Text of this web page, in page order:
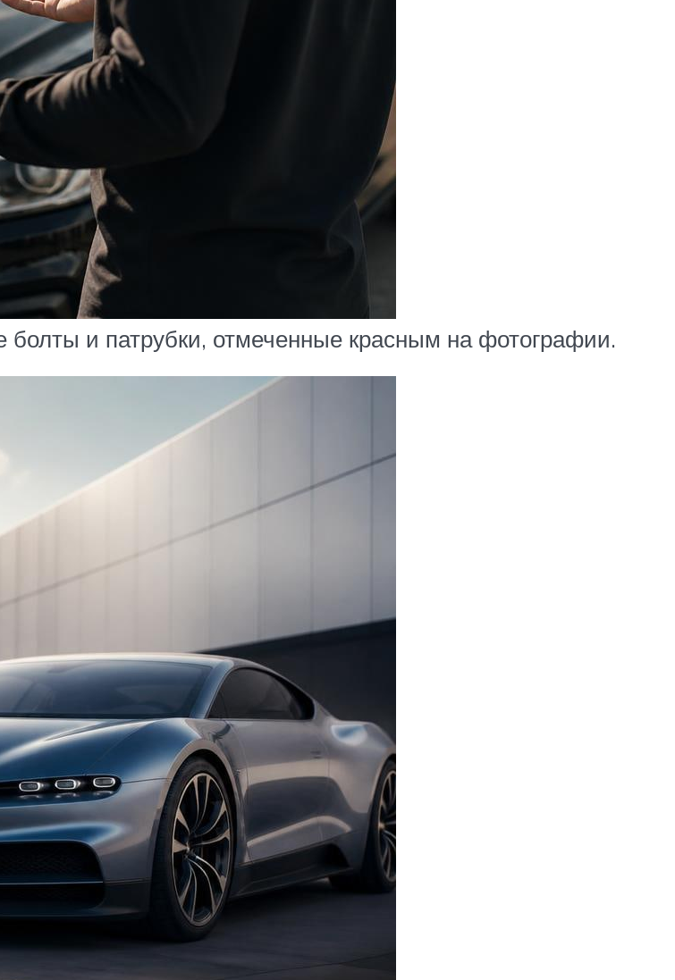
болты и патрубки, отмеченные красным на фотографии.